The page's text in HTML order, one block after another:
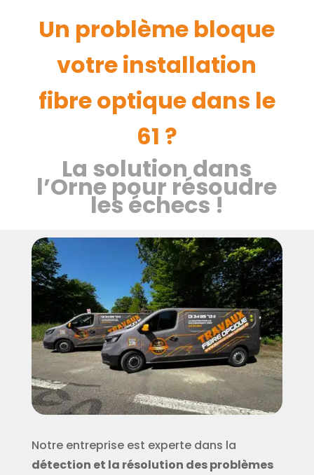
Un problème bloque
votre installation
fibre optique dans le
61 ?
La solution dans
l’Orne pour résoudre
les échecs !
Notre entreprise est experte dans la
détection et la résolution des problèmes